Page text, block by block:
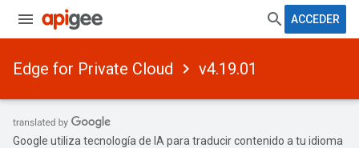
ACCEDER
Edge for Private Cloud v4.19.01
Google utiliza tecnología de IA para traducir contenido a tu idioma